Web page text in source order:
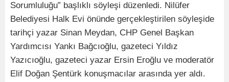
Sorumluluğu” başlıklı söyleşi düzenledi. Nilüfer
Belediyesi Halk Evi önünde gerçekleştirilen söyleşide
tarihçi yazar Sinan Meydan, CHP Genel Başkan
Yardımcısı Yankı Bağcıoğlu, gazeteci Yıldız
Yazıcıoğlu, gazeteci yazar Ersin Eroğlu ve moderatör
Elif Doğan Şentürk konuşmacılar arasında yer aldı.